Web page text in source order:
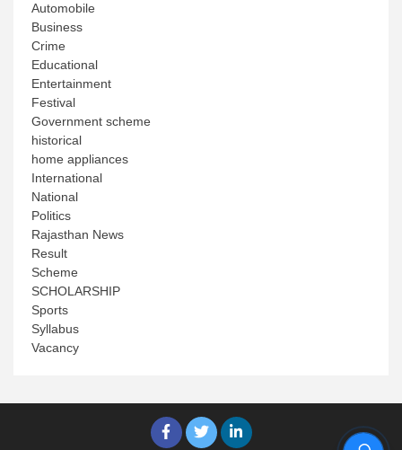
Automobile
Business
Crime
Educational
Entertainment
Festival
Government scheme
historical
home appliances
International
National
Politics
Rajasthan News
Result
Scheme
SCHOLARSHIP
Sports
Syllabus
Vacancy